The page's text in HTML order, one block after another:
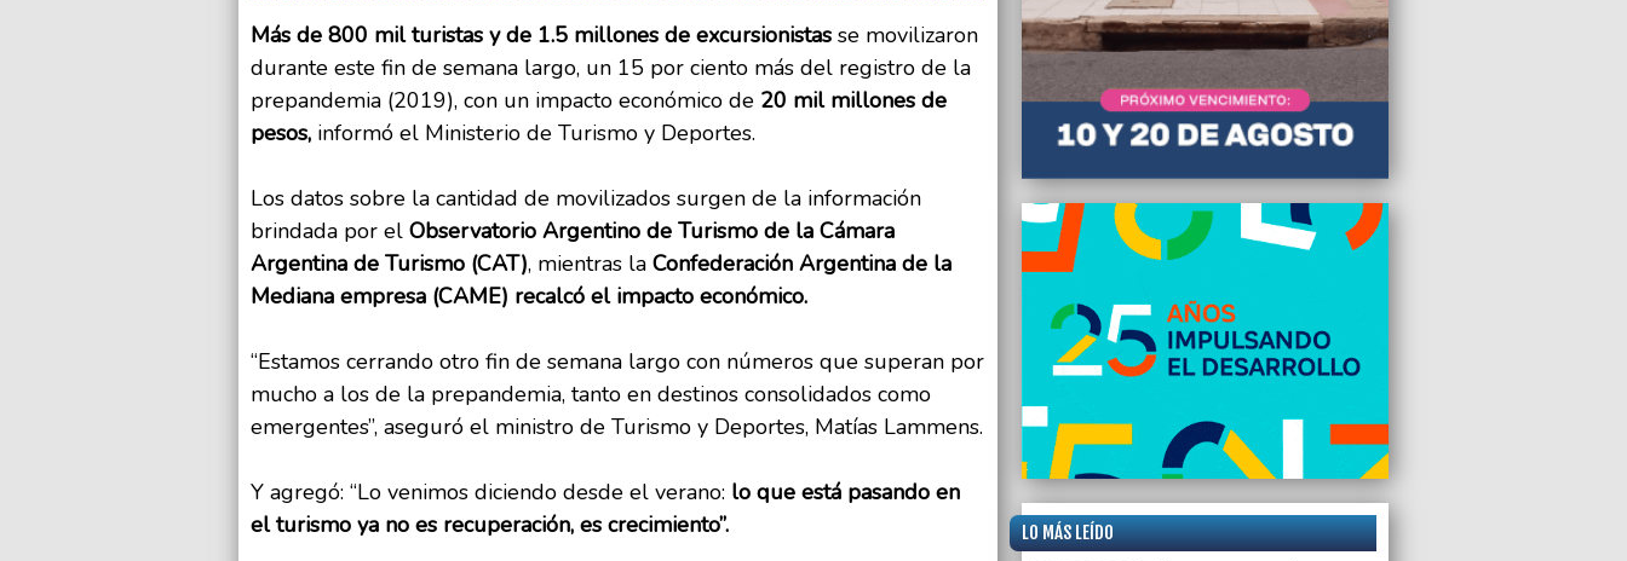
14/08/2022 22:09
Según el EMTur, Mar del Plata registró el
número más alto de arribos para este fin de
semana largo en los últimos 5 años
Más de 800 mil turistas y de 1.5 millones de excursionistas se movilizaron
durante este fin de semana largo, un 15 por ciento más del registro de la
prepandemia (2019), con un impacto económico de 20 mil millones de
pesos, informó el Ministerio de Turismo y Deportes.
Los datos sobre la cantidad de movilizados surgen de la información
brindada por el Observatorio Argentino de Turismo de la Cámara
Argentina de Turismo (CAT), mientras la Confederación Argentina de la
Mediana empresa (CAME) recalcó el impacto económico.
“Estamos cerrando otro fin de semana largo con números que superan por
mucho a los de la prepandemia, tanto en destinos consolidados como
emergentes”, aseguró el ministro de Turismo y Deportes, Matías Lammens.
Y agregó: “Lo venimos diciendo desde el verano: lo que está pasando en
el turismo ya no es recuperación, es crecimiento”.
LO MÁS LEÍDO